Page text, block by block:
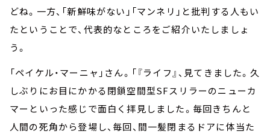
どね。一方、「新鮮味がない」「マンネリ」と批判する人もい
たということで、代表的なところをご紹介いたしましょ
う。
「ペイケル・マーニャ」さん。「『ライフ』、見てきました。久
しぶりにお目にかかる閉鎖空間型SFスリラーのニューカ
マーといった感じで面白く拝見しました。毎回きちんと
人間の死角から登場し、毎回、間一髪閉まるドアに体当た